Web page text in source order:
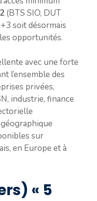
(BTS SIO, DUT
soit désormais
opportunités.
avec une forte
l’ensemble des
privées,
industrie, finance
géographique
sur
en Europe et à
« 5